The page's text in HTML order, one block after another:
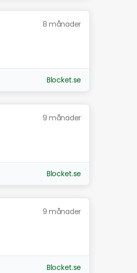
8 månader
Blocket.se
9 månader
Blocket.se
9 månader
Blocket.se